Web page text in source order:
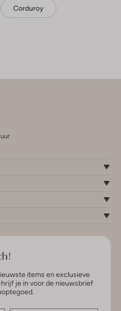
Corduroy
items en exclusieve
je in voor de nieuwsbrief